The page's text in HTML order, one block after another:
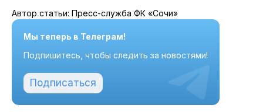
Автор статьи: Пресс-служба ФК «Сочи»
Мы теперь в Телеграм!
Подпишитесь, чтобы следить за новостями!
Подписаться